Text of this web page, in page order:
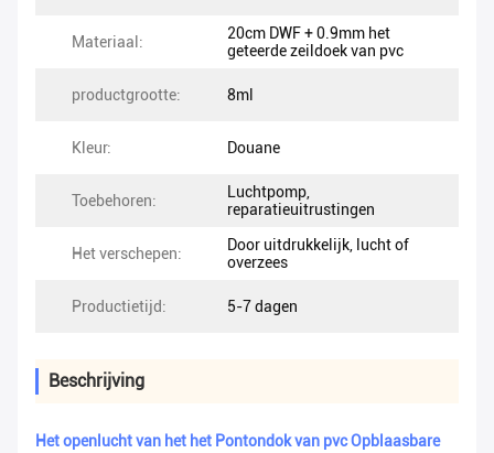
Materiaal:
20cm DWF + 0.9mm het
geteerde zeildoek van pvc
productgrootte: 8ml
Kleur: Douane
Toebehoren:
Luchtpomp,
reparatieuitrustingen
Het verschepen:
Door uitdrukkelijk, lucht of
overzees
Productietijd: 5-7 dagen
Beschrijving
Het openlucht van het het Pontondok van pvc Opblaasbare